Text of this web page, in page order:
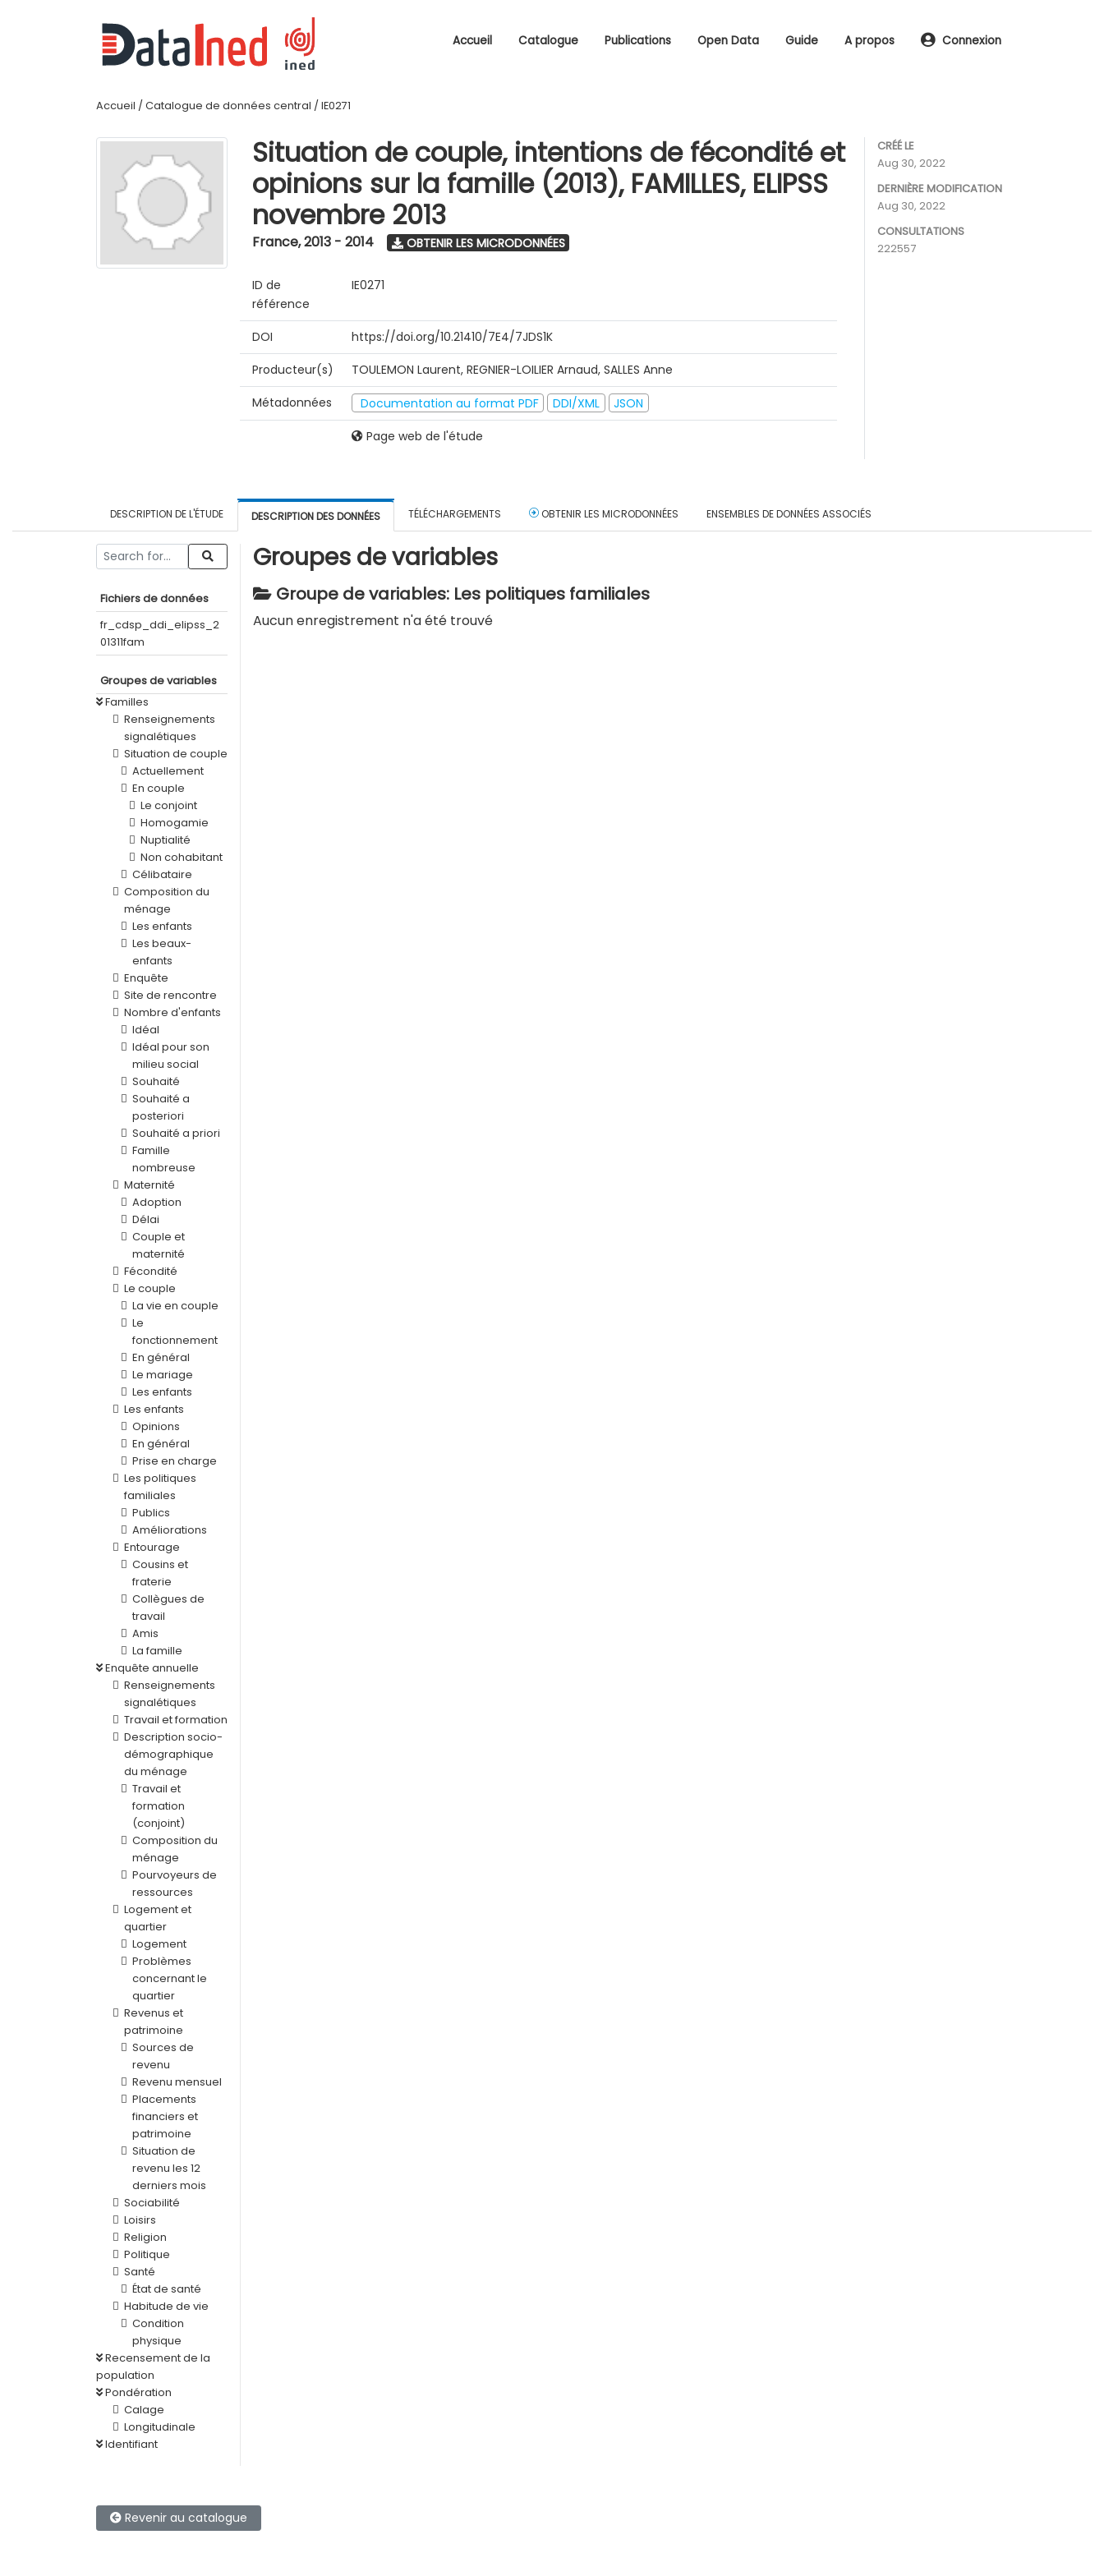
Accueil Catalogue Publications Open Data Guide A propos Connexion
Accueil / Catalogue de données central / IE0271
Situation de couple, intentions de fécondité et
opinions sur la famille (2013), FAMILLES, ELIPSS
novembre 2013
France,2013 - 2014 OBTENIR LES MICRODONNÉES
ID de
référence
IE0271
DOI
https://doi.org/10.21410/7E4/7JDS1K
Producteur(s)
TOULEMON Laurent, REGNIER-LOILIER Arnaud, SALLES Anne
Métadonnées
Documentation au format PDF DDI/XML
JSON
Page web de l'étude
CRÉÉ LE
Aug 30, 2022
DERNIÈRE MODIFICATION
Aug 30, 2022
CONSULTATIONS
222557
DESCRIPTION DE L'ÉTUDE DESCRIPTION DES DONNÉES TÉLÉCHARGEMENTS OBTENIR LES MICRODONNÉES ENSEMBLES DE DONNÉES ASSOCIÉS
Fichiers de données
fr_cdsp_ddi_elipss_2
01311fam
Groupes de variables
Familles
Renseignements
signalétiques
Situation de couple
Actuellement
En couple
Le conjoint
Homogamie
Nuptialité
Non cohabitant
Célibataire
Composition du
ménage
Les enfants
Les beaux-
enfants
Enquête
Site de rencontre
Nombre d'enfants
Idéal
Idéal pour son
milieu social
Souhaité
Souhaité a
posteriori
Souhaité a priori
Famille
nombreuse
Maternité
Adoption
Délai
Couple et
maternité
Fécondité
Le couple
La vie en couple
Le
fonctionnement
En général
Le mariage
Les enfants
Les enfants
Opinions
En général
Prise en charge
Les politiques
familiales
Publics
Améliorations
Entourage
Cousins et
fraterie
Collègues de
travail
Amis
La famille
Enquête annuelle
Renseignements
signalétiques
Travail et formation
Description socio-
démographique
du ménage
Travail et
formation
(conjoint)
Composition du
ménage
Pourvoyeurs de
ressources
Logement et
quartier
Logement
Problèmes
concernant le
quartier
Revenus et
patrimoine
Sources de
revenu
Revenu mensuel
Placements
financiers et
patrimoine
Situation de
revenu les 12
derniers mois
Sociabilité
Loisirs
Religion
Politique
Santé
État de santé
Habitude de vie
Condition
physique
Recensement de la
population
Pondération
Calage
Longitudinale
Identifiant
Groupes de variables
Groupe de variables: Les politiques familiales
Aucun enregistrement n'a été trouvé
Revenir au catalogue